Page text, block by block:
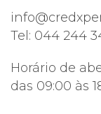
Tel: 044 244
Horário de
das 09:00 às